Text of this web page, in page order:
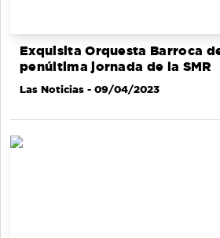
Exquisita Orquesta Barroca
penúltima jornada de la SMR
Las Noticias - 09/04/2023